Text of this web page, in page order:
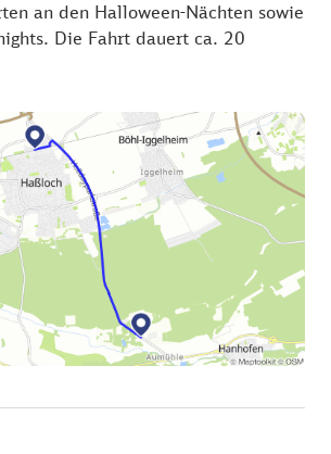
an den Halloween-Nächten sowie
Die Fahrt dauert ca. 20